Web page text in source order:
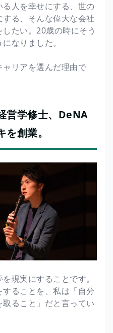
人を幸せにする、世の
る、そんな偉大な会社
たい。20歳の時にそう
なりました。
リアを選んだ理由で
営学修士、DeNA
創業。
現実にすることです。
ることを、私は「自分
ること」だと言ってい